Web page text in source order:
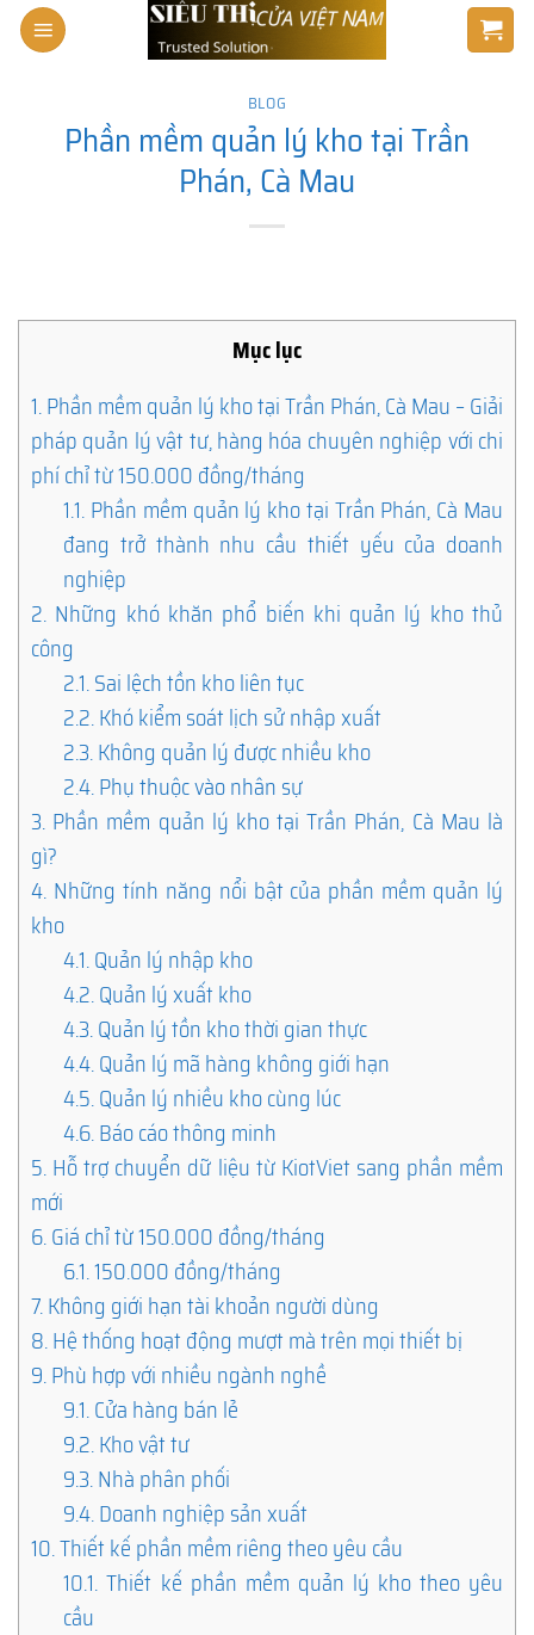
Skip
BLOG
Phần mềm quản lý kho tại Trần
Phán, Cà Mau
Mục lục
1.Phần mềm quản lý kho tại Trần Phán, Cà Mau – Giải
pháp quản lý vật tư, hàng hóa chuyên nghiệp với chi
phí chỉ từ 150.000 đồng/tháng
1.1. Phần mềm quản lý kho tại Trần Phán, Cà Mau
đang trở thành nhu cầu thiết yếu của doanh
nghiệp
2. Những khó khăn phổ biến khi quản lý kho thủ
công
2.1.Sai lệch tồn kho liên tục
2.2.Khó kiểm soát lịch sử nhập xuất
2.3.Không quản lý được nhiều kho
2.4.Phụ thuộc vào nhân sự
3. Phần mềm quản lý kho tại Trần Phán, Cà Mau là
gì?
4. Những tính năng nổi bật của phần mềm quản lý
kho
4.1.Quản lý nhập kho
4.2.Quản lý xuất kho
4.3.Quản lý tồn kho thời gian thực
4.4.Quản lý mã hàng không giới hạn
4.5.Quản lý nhiều kho cùng lúc
4.6.Báo cáo thông minh
5. Hỗ trợ chuyển dữ liệu từ KiotViet sang phần mềm
mới
6.Giá chỉ từ 150.000 đồng/tháng
6.1.150.000 đồng/tháng
7.Không giới hạn tài khoản người dùng
8.Hệ thống hoạt động mượt mà trên mọi thiết bị
9.Phù hợp với nhiều ngành nghề
9.1.Cửa hàng bán lẻ
9.2.Kho vật tư
9.3.Nhà phân phối
9.4.Doanh nghiệp sản xuất
10.Thiết kế phần mềm riêng theo yêu cầu
10.1. Thiết kế phần mềm quản lý kho theo yêu
cầu